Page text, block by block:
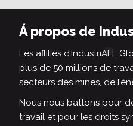
Á propos de
Les affiliés d’IndustriALL
plus de 50 millions de
secteurs des mines, de
Nous nous battons pour
travail et pour les droits